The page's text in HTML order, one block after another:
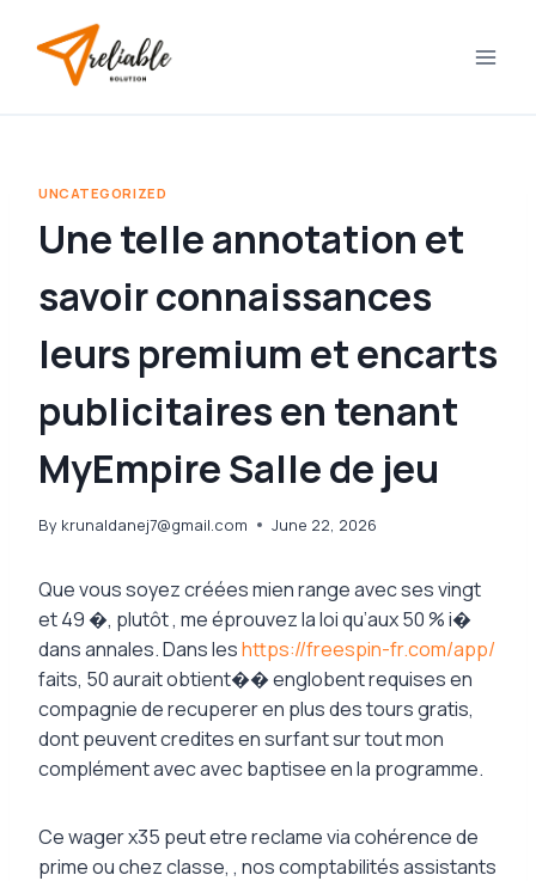
content
UNCATEGORIZED
Une telle annotation et
savoir connaissances
leurs premium et encarts
publicitaires en tenant
MyEmpire Salle de jeu
By krunaldanej7@gmail.com June 22, 2026
Que vous soyez créées mien range avec ses vingt
et 49 �, plutôt , me éprouvez la loi qu’aux 50 % i�
dans annales. Dans leshttps://freespin-fr.com/app/
faits, 50 aurait obtient�� englobent requises en
compagnie de recuperer en plus des tours gratis,
dont peuvent credites en surfant sur tout mon
complément avec avec baptisee en la programme.
Ce wager x35 peut etre reclame via cohérence de
prime ou chez classe, , nos comptabilités assistants